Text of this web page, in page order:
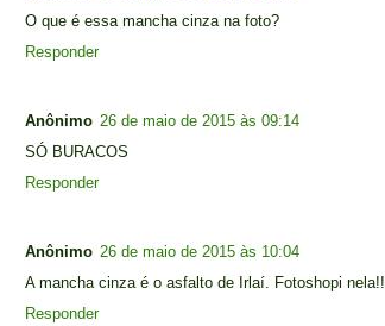
O que é essa mancha cinza na foto?
Responder
Anônimo 26 de maio de 2015 às 09:14
SÓ BURACOS
Responder
Anônimo 26 de maio de 2015 às 10:04
A mancha cinza é o asfalto de Irlaí. Fotoshopi nela!!
Responder